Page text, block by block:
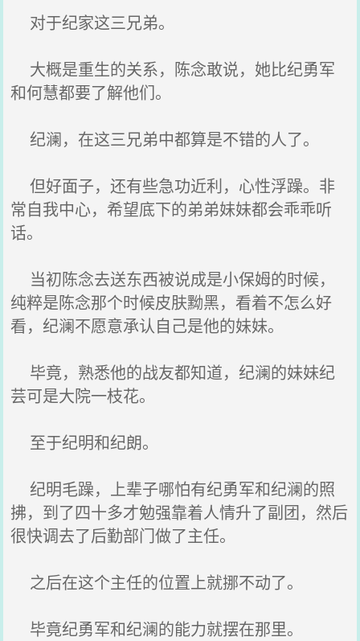
对于纪家这三兄弟。
大概是重生的关系，陈念敢说，她比纪勇军
和何慧都要了解他们。
纪澜，在这三兄弟中都算是不错的人了。
但好面子，还有些急功近利，心性浮躁。非
常自我中心，希望底下的弟弟妹妹都会乖乖听
话。
当初陈念去送东西被说成是小保姆的时候，
纯粹是陈念那个时候皮肤黝黑，看着不怎么好
看，纪澜不愿意承认自己是他的妹妹。
毕竟，熟悉他的战友都知道，纪澜的妹妹纪
芸可是大院一枝花。
至于纪明和纪朗。
纪明毛躁，上辈子哪怕有纪勇军和纪澜的照
拂，到了四十多才勉强靠着人情升了副团，然后
很快调去了后勤部门做了主任。
之后在这个主任的位置上就挪不动了。
毕竟纪勇军和纪澜的能力就摆在那里。